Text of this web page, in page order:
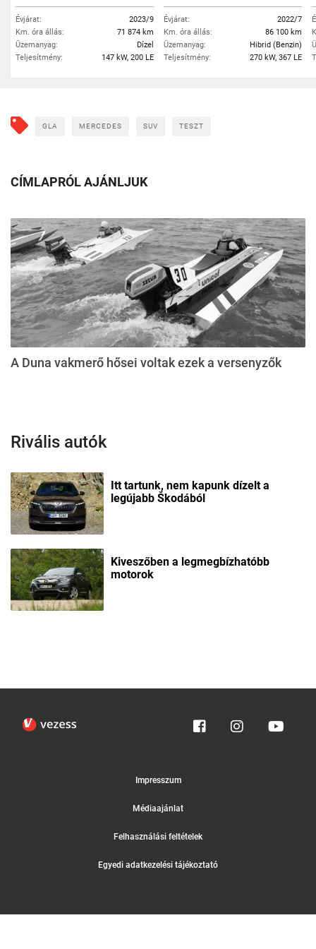
Évjárat:
2023/9
Km. óra állás:
71 874 km
Üzemanyag:
Dízel
Teljesítmény:
147 kW, 200 LE
Évjárat:
2022/7
Km. óra állás:
86 100 km
Üzemanyag:
Hibrid (Benzin)
Teljesítmény:
270 kW, 367 LE
GLA MERCEDES SUV TESZT
CÍMLAPRÓL AJÁNLJUK
A Duna vakmerő hősei voltak ezek a versenyzők
Rivális autók
Itt tartunk, nem kapunk dízelt a
legújabb Škodából
Kiveszőben a legmegbízhatóbb
motorok
Impresszum
Médiaajánlat
Felhasználási feltételek
Egyedi adatkezelési tájékoztató